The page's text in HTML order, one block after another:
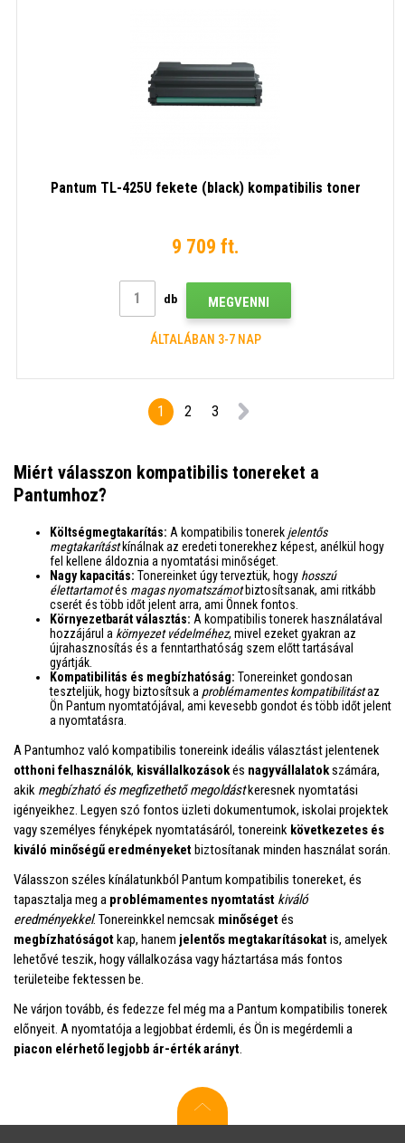
Pantum TL-425U fekete (black) kompatibilis toner
9 709 ft.
db MEGVENNI
ÁLTALÁBAN 3-7 NAP
1 2 3
Miért válasszon kompatibilis tonereket a
Pantumhoz?
Költségmegtakarítás: A kompatibilis tonerek jelentős
megtakarítástkínálnak az eredeti tonerekhez képest, anélkül hogy
fel kellene áldoznia a nyomtatási minőséget.
Nagy kapacitás: Tonereinket úgy terveztük, hogy hosszú
élettartamotés magas nyomatszámotbiztosítsanak, ami ritkább
cserét és több időt jelent arra, ami Önnek fontos.
Környezetbarát választás: A kompatibilis tonerek használatával
hozzájárul a környezet védelméhez, mivel ezeket gyakran az
újrahasznosítás és a fenntarthatóság szem előtt tartásával
gyártják.
Kompatibilitás és megbízhatóság: Tonereinket gondosan
teszteljük, hogy biztosítsuk a problémamentes kompatibilitástaz
Ön Pantum nyomtatójával, ami kevesebb gondot és több időt jelent
a nyomtatásra.
A Pantumhoz való kompatibilis tonereink ideális választást jelentenek
otthoni felhasználók, kisvállalkozásokés nagyvállalatokszámára,
akik megbízható és megfizethető megoldástkeresnek nyomtatási
igényeikhez. Legyen szó fontos üzleti dokumentumok, iskolai projektek
vagy személyes fényképek nyomtatásáról, tonereink következetes és
kiváló minőségű eredményeketbiztosítanak minden használat során.
Válasszon széles kínálatunkból Pantum kompatibilis tonereket, és
tapasztalja meg a problémamentes nyomtatást kiváló
eredményekkel. Tonereinkkel nemcsak minőségetés
megbízhatóságotkap, hanem jelentős megtakarításokatis, amelyek
lehetővé teszik, hogy vállalkozása vagy háztartása más fontos
területeibe fektessen be.
Ne várjon tovább, és fedezze fel még ma a Pantum kompatibilis tonerek
előnyeit. A nyomtatója a legjobbat érdemli, és Ön is megérdemli a
piacon elérhető legjobb ár-érték arányt.